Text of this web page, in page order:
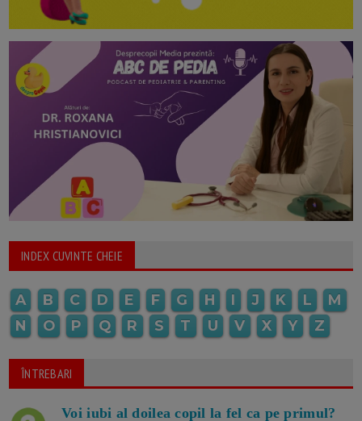
INDEX CUVINTE CHEIE
A B C D E F G H I J K L
M
N
O P Q R S T U V X Y Z
ÎNTREBARI
Voi iubi al doilea copil la fel ca pe primul?